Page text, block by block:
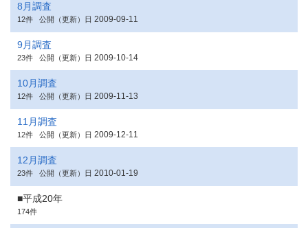
8月調査
12件 公開（更新）日 2009-09-11
9月調査
23件 公開（更新）日 2009-10-14
10月調査
12件 公開（更新）日 2009-11-13
11月調査
12件 公開（更新）日 2009-12-11
12月調査
23件 公開（更新）日 2010-01-19
■平成20年
174件